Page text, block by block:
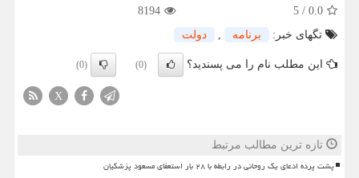
0.0
/
5
8194
تگهای خبر:
برنامه , دولت
این مطلب نام را می پسندید؟ (0)
(0)
X
تازه ترین مطالب مرتبط
پشت پرده ادعای یک روحانی در رابطه با ۲۸ بار استعفای مسعود پزشکیان